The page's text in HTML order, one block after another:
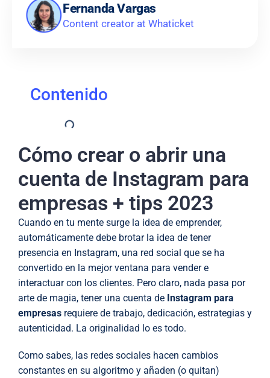
Fernanda Vargas
Content creator at Whaticket
Contenido
Cómo crear o abrir una
cuenta de Instagram para
empresas + tips 2023
Cuando en tu mente surge la idea de emprender,
automáticamente debe brotar la idea de tener
presencia en Instagram, una red social que se ha
convertido en la mejor ventana para vender e
interactuar con los clientes. Pero claro, nada pasa por
arte de magia, tener una cuenta de Instagram para
empresas requiere de trabajo, dedicación, estrategias y
autenticidad. La originalidad lo es todo.
Como sabes, las redes sociales hacen cambios
constantes en su algoritmo y añaden (o quitan)